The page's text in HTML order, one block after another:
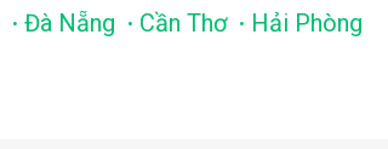
. Đà Nẵng . Cần Thơ . Hải Phòng